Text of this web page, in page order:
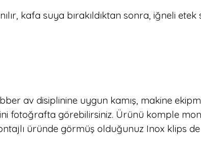
kafa suya bırakıldıktan sonra, iğneli etek
av disiplinine uygun kamış, makine
fotoğrafta görebilirsiniz. Ürünü komple
üründe görmüş olduğunuz Inox klips de